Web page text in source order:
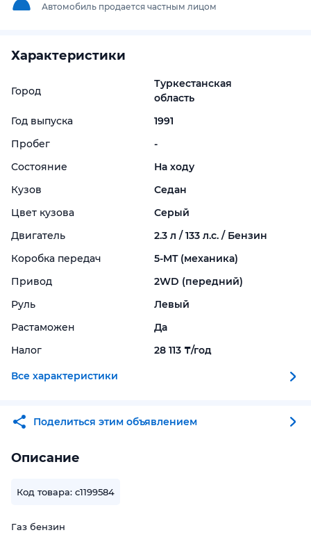
Автомобиль продается частным лицом
Характеристики
Город
Туркестанская
область
Год выпуска
1991
Пробег
-
Состояние
На ходу
Кузов
Седан
Цвет кузова
Серый
Двигатель
2.3 л / 133 л.с. / Бензин
Коробка передач
5-MT (механика)
Привод
2WD (передний)
Руль
Левый
Растаможен
Да
Налог
28 113 ₸/год
Все характеристики
Поделиться этим объявлением
Описание
Код товара: c1199584
Газ бензин